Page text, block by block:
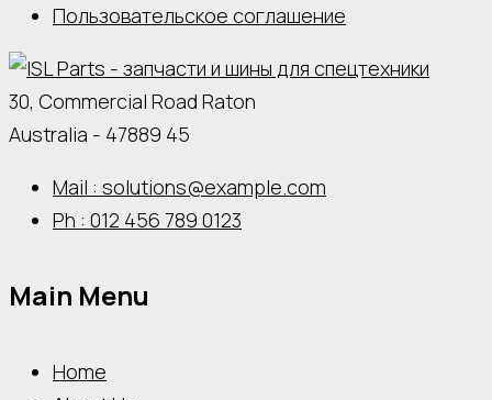
Пользовательское соглашение
30, Commercial Road Raton
Australia - 47889 45
Mail : solutions@example.com
Ph : 012 456 789 0123
Main Menu
Home